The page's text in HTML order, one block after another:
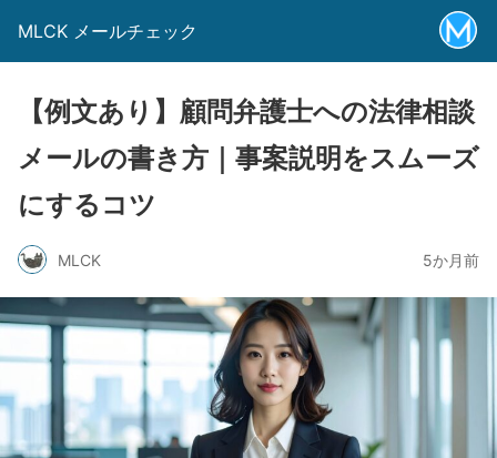
MLCK メールチェック
【例文あり】顧問弁護士への法律相談
メールの書き方｜事案説明をスムーズ
にするコツ
MLCK 5か月前